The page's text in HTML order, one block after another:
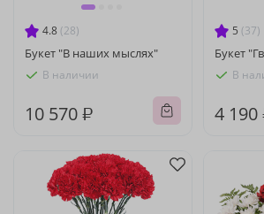
4.8 (28)
Букет "В наших мыслях"
В наличии
10 570 ₽
5 (37)
Букет
В
4 190